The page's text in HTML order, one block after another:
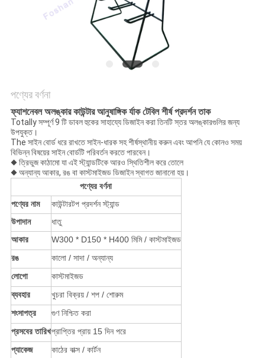
পণ্যের বর্ণনা
ফ্যাশনেবল অলঙ্কার কাউন্টার আনুষাঙ্গিক র্যাক টেবিল শীর্ষ প্রদর্শন তাক
Totally সম্পূর্ণ 9 টি ডাবল হুকের সাহায্যে ডিজাইন করা তিনটি স্তর অলঙ্কারগুলির জন্য
উপযুক্ত।
The সাইন বোর্ড ধরে রাখতে সাইন-ধারক সহ শীর্ষস্থানীয় করুন এবং আপনি যে কোনও সময়
বিভিন্ন বিষয়ের সাইন বোর্ডটি পরিবর্তন করতে পারবেন।
◆ ত্রিভুজ কাঠামো যা এই স্ট্যান্ডটিকে আরও স্থিতিশীল করে তোলে
◆ অন্যান্য আকার, রঙ বা কাস্টমাইজড ডিজাইন স্বাগত জানানো হয়।
পণ্যের বর্ণনা
পণ্যের নাম
কাউন্টারটপ প্রদর্শন স্ট্যান্ড
উপাদান
ধাতু
আকার
W300 * D150 * H400 মিমি / কাস্টমাইজড
রঙ
কালো / সাদা / অন্যান্য
লোগো
কাস্টমাইজড
ব্যবহার
খুচরা বিক্রয় / শপ / শোরুম
শংসাপত্র
গুণ নিশ্চিত করা
প্রসবের তারিখপ্রাপ্তির প্রায় 15 দিন পরে
প্যাকেজ
কাঠের বাক্স / কার্টন